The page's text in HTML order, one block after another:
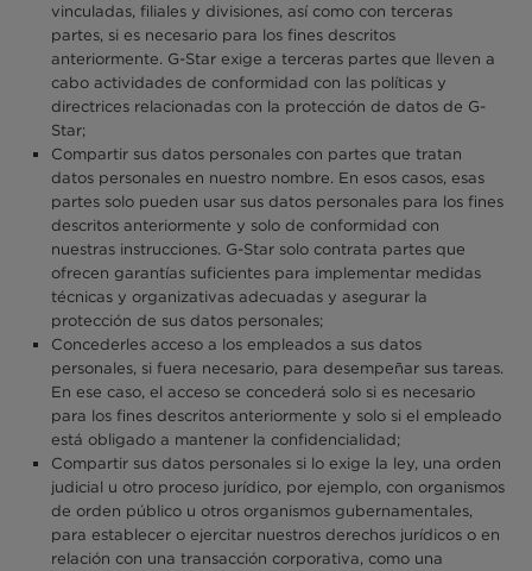
vinculadas, filiales y divisiones, así como con terceras
partes, si es necesario para los fines descritos
anteriormente. G-Star exige a terceras partes que lleven a
cabo actividades de conformidad con las políticas y
directrices relacionadas con la protección de datos de G-
Star;
Compartir sus datos personales con partes que tratan
datos personales en nuestro nombre. En esos casos, esas
partes solo pueden usar sus datos personales para los fines
descritos anteriormente y solo de conformidad con
nuestras instrucciones. G-Star solo contrata partes que
ofrecen garantías suficientes para implementar medidas
técnicas y organizativas adecuadas y asegurar la
protección de sus datos personales;
Concederles acceso a los empleados a sus datos
personales, si fuera necesario, para desempeñar sus tareas.
En ese caso, el acceso se concederá solo si es necesario
para los fines descritos anteriormente y solo si el empleado
está obligado a mantener la confidencialidad;
Compartir sus datos personales si lo exige la ley, una orden
judicial u otro proceso jurídico, por ejemplo, con organismos
de orden público u otros organismos gubernamentales,
para establecer o ejercitar nuestros derechos jurídicos o en
relación con una transacción corporativa, como una